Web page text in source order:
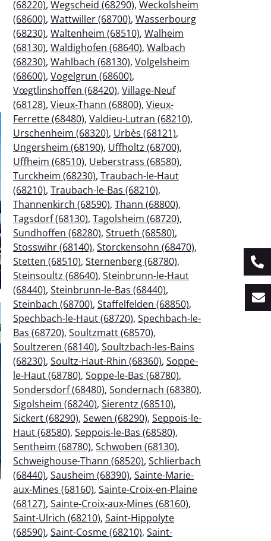
(68220), Wegscheid (68290), Weckolsheim
(68600), Wattwiller (68700), Wasserbourg
(68230), Waltenheim (68510), Walheim
(68130), Waldighofen (68640), Walbach
(68230), Wahlbach (68130), Volgelsheim
(68600), Vogelgrun (68600),
Vœgtlinshoffen (68420), Village-Neuf
(68128), Vieux-Thann (68800), Vieux-
Ferrette (68480), Valdieu-Lutran (68210),
Urschenheim (68320), Urbès (68121),
Ungersheim (68190), Uffholtz (68700),
Uffheim (68510), Ueberstrass (68580),
Turckheim (68230), Traubach-le-Haut
(68210), Traubach-le-Bas (68210),
Thannenkirch (68590), Thann (68800),
Tagsdorf (68130), Tagolsheim (68720),
Sundhoffen (68280), Strueth (68580),
Stosswihr (68140), Storckensohn (68470),
Stetten (68510), Sternenberg (68780),
Steinsoultz (68640), Steinbrunn-le-Haut
(68440), Steinbrunn-le-Bas (68440),
Steinbach (68700), Staffelfelden (68850),
Spechbach-le-Haut (68720), Spechbach-le-
Bas (68720), Soultzmatt (68570),
Soultzeren (68140), Soultzbach-les-Bains
(68230), Soultz-Haut-Rhin (68360), Soppe-
le-Haut (68780), Soppe-le-Bas (68780),
Sondersdorf (68480), Sondernach (68380),
Sigolsheim (68240), Sierentz (68510),
Sickert (68290), Sewen (68290), Seppois-le-
Haut (68580), Seppois-le-Bas (68580),
Sentheim (68780), Schwoben (68130),
Schweighouse-Thann (68520), Schlierbach
(68440), Sausheim (68390), Sainte-Marie-
aux-Mines (68160), Sainte-Croix-en-Plaine
(68127), Sainte-Croix-aux-Mines (68160),
Saint-Ulrich (68210), Saint-Hippolyte
(68590), Saint-Cosme (68210), Saint-